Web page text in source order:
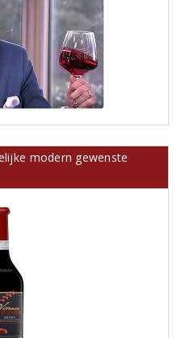
modern gewenste